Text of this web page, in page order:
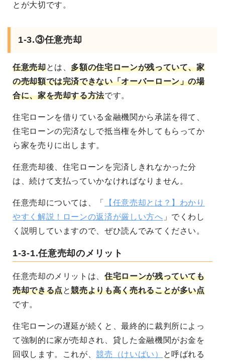
とが大切です。
1-3.③任意売却
任意売却とは、多額の住宅ローンが残っていて、家
の売却額では完済できない「オーバーローン」の場
合に、家を売却する方法です。
住宅ローンを借りている金融機関から承諾を得て、
住宅ローンの完済なしで抵当権を外してもらってか
ら家を売りに出します。
任意売却後、住宅ローンを完済しきれなかった分
は、続けて支払っていかなければなりません。
任意売却については、「
【任意売却とは？】わかり
やすく解説！ローンの返済が厳しい方へ 」でくわし
く説明していますので、ぜひ読んでみてください。
1-3-1.任意売却のメリット
任意売却のメリットは、住宅ローンが残っていても
売却できる点と競売よりも高く売れることが多い点
です。
住宅ローンの遅延が続くと、最終的に裁判所によっ
て強制的に家が売却され、貸した金融機関がお金を
回収します。これが、競売（けいばい）
と呼ばれる